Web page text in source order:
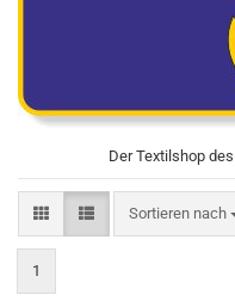
Der Textilshop
Sortieren nach
Sortieren nach
1